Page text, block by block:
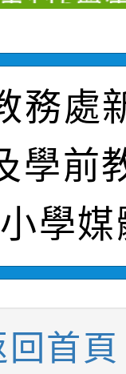
政風處
能透明
年度全
」及修
年度
實施計
11招)】
第7次代
第9次代
4招)】
第9次
12招)】
務處
學前
學
回首頁